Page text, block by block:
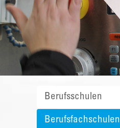
Berufsschulen
Berufsfachschulen